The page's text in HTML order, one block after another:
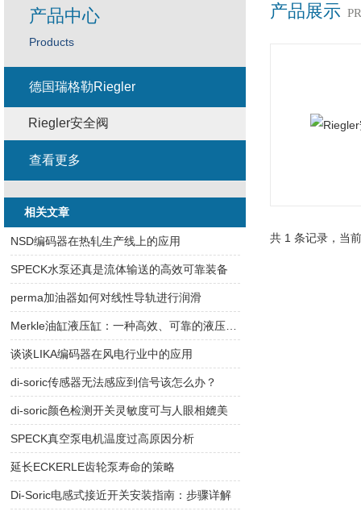
产品展示
共 1 条记录，当
产品中心
Products
德国瑞格勒Riegler
Riegler安全阀
查看更多
相关文章
NSD编码器在热轧生产线上的应用
SPECK水泵还真是流体输送的高效可靠装备
perma加油器如何对线性导轨进行润滑
Merkle油缸液压缸：一种高效、可靠的液压驱动解决方案
谈谈LIKA编码器在风电行业中的应用
di-soric传感器无法感应到信号该怎么办？
di-soric颜色检测开关灵敏度可与人眼相媲美
SPECK真空泵电机温度过高原因分析
延长ECKERLE齿轮泵寿命的策略
Di-Soric电感式接近开关安装指南：步骤详解